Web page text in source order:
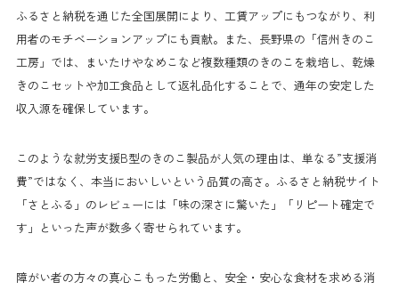
ふるさと納税を通じた全国展開により、工賃アップにもつながり、利
用者のモチベーションアップにも貢献。また、長野県の「信州きのこ
工房」では、まいたけやなめこなど複数種類のきのこを栽培し、乾燥
きのこセットや加工食品として返礼品化することで、通年の安定した
収入源を確保しています。
このような就労支援B型のきのこ製品が人気の理由は、単なる”支援消
費”ではなく、本当においしいという品質の高さ。ふるさと納税サイト
「さとふる」のレビューには「味の深さに驚いた」「リピート確定で
す」といった声が数多く寄せられています。
障がい者の方々の真心こもった労働と、安全・安心な食材を求める消